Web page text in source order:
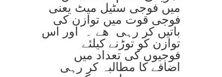
میں فوجی سٹیل میٹ یعنی
فوجی قوت میں توازن کی
باتیں کر رہی ھے ۔ اور اس
توازن کو توڑنے کیلئے
فوجیوں کی تعداد میں
اضافے کا مطالبہ کر رہی